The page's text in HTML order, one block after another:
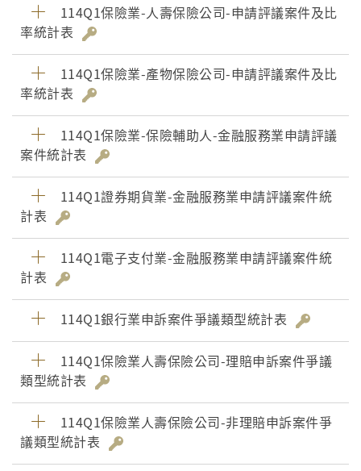
114Q1保險業-人壽保險公司-申請評議案件及比
率統計表
114Q1保險業-產物保險公司-申請評議案件及比
率統計表
114Q1保險業-保險輔助人-金融服務業申請評議
案件統計表
114Q1證券期貨業-金融服務業申請評議案件統
計表
114Q1電子支付業-金融服務業申請評議案件統
計表
114Q1銀行業申訴案件爭議類型統計表
114Q1保險業人壽保險公司-理賠申訴案件爭議
類型統計表
114Q1保險業人壽保險公司-非理賠申訴案件爭
議類型統計表